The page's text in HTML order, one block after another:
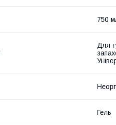
750
Для
Гель